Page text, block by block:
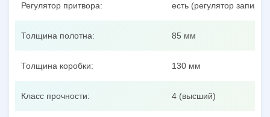
Регулятор притвора: есть (регулятор
Толщина полотна: 85 мм
Толщина коробки: 130 мм
Класс прочности: 4 (высший)